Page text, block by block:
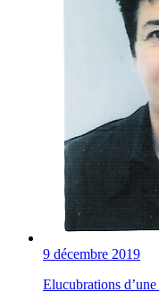
9 décembre 2019
Elucubrations